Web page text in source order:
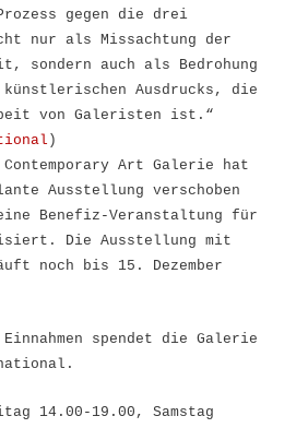
gegen die drei
nur als Missachtung der
sondern auch als Bedrohung
Ausdrucks, die
von Galeristen ist.“
)
Contemporary Art Galerie hat
Ausstellung verschoben
Benefiz-Veranstaltung für
Die Ausstellung mit
noch bis 15. Dezember
spendet die Galerie
14.00-19.00, Samstag